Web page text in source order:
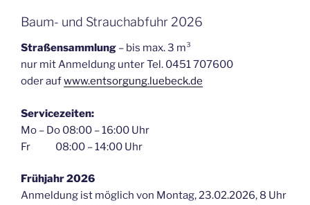
Baum- und Strauchabfuhr 2026
Straßensammlung – bis max. 3 m³
nur mit Anmeldung unter Tel. 0451 707600
oder aufwww.entsorgung.luebeck.de
Servicezeiten:
Mo – Do 08:00 – 16:00 Uhr
Fr 08:00 – 14:00 Uhr
Frühjahr 2026
Anmeldung ist möglich von Montag, 23.02.2026, 8 Uhr